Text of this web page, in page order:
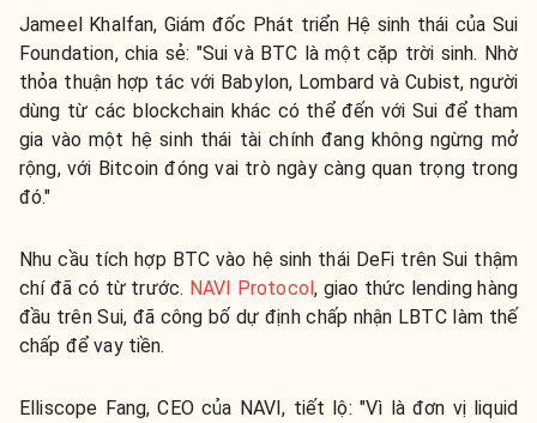
Jameel Khalfan, Giám đốc Phát triển Hệ sinh thái của Sui
Foundation, chia sẻ: "Sui và BTC là một cặp trời sinh. Nhờ
thỏa thuận hợp tác với Babylon, Lombard và Cubist, người
dùng từ các blockchain khác có thể đến với Sui để tham
gia vào một hệ sinh thái tài chính đang không ngừng mở
rộng, với Bitcoin đóng vai trò ngày càng quan trọng trong
đó."
Nhu cầu tích hợp BTC vào hệ sinh thái DeFi trên Sui thậm
chí đã có từ trước. NAVI Protocol, giao thức lending hàng
đầu trên Sui, đã công bố dự định chấp nhận LBTC làm thế
chấp để vay tiền.
Elliscope Fang, CEO của NAVI, tiết lộ: "Vì là đơn vị liquid